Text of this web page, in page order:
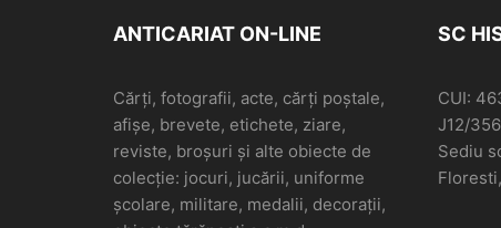
ANTICARIAT ON-LINE
Cărți, fotografii, acte, cărți poștale,
afișe, brevete, etichete, ziare,
reviste, broșuri și alte obiecte de
colecție: jocuri, jucării, uniforme
școlare, militare, medalii, decorații,
SC
CUI:
J12/
Sediu